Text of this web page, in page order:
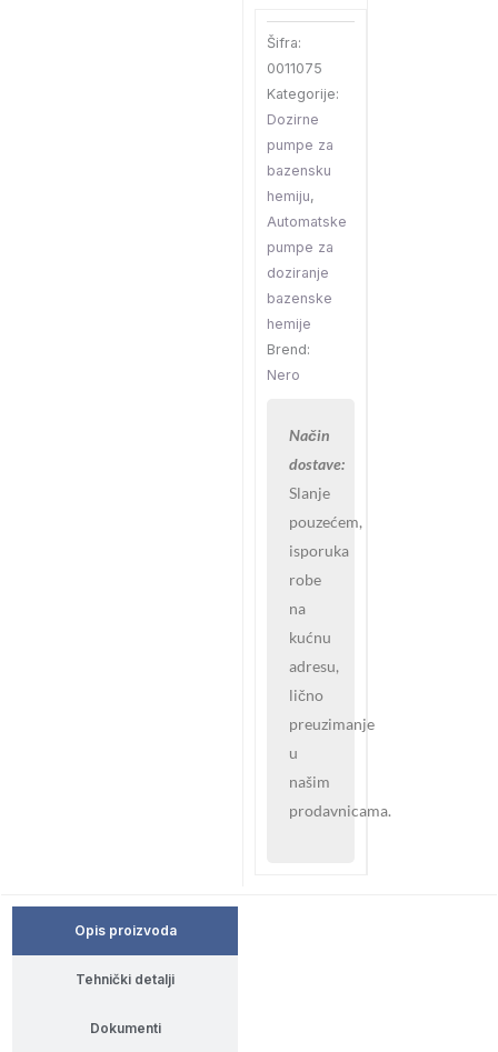
sondom
količina
Šifra:
0011075
Kategorije:
Dozirne
pumpe za
bazensku
hemiju,
Automatske
pumpe za
doziranje
bazenske
hemije
Brend:
Nero
Način
dostave:
Slanje
pouzećem,
isporuka
robe
na
kućnu
adresu,
lično
preuzimanje
u
našim
prodavnicama.
Opis proizvoda
Tehnički detalji
Dokumenti